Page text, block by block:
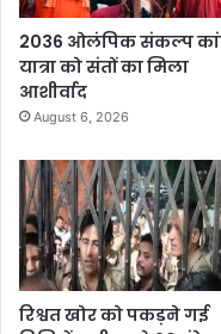
2036 ओलंपिक संकल्प
यात्रा को संतों का मिला
आशीर्वाद
August 6, 2026
रिश्वत खोर को पकड़ने गई